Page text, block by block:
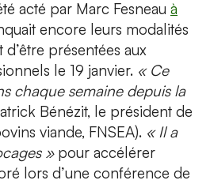
acté par Marc Fesneau à
encore leurs modalités
présentées aux
le 19 janvier. « Ce
chaque semaine depuis la
Bénézit, le président de
viande, FNSEA). « Il a
»pour accélérer
lors d’une conférence de